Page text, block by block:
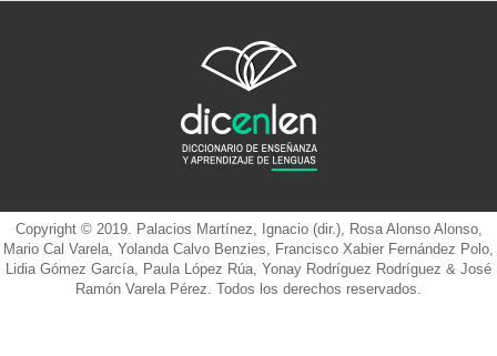
Copyright © 2019. Palacios Martínez, Ignacio (dir.), Rosa Alonso Alonso,
Mario Cal Varela, Yolanda Calvo Benzies, Francisco Xabier Fernández Polo,
Lidia Gómez García, Paula López Rúa, Yonay Rodríguez Rodríguez & José
Ramón Varela Pérez. Todos los derechos reservados.